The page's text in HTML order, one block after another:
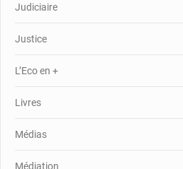
Judiciaire
Justice
L’Eco en +
Livres
Médias
Médiation